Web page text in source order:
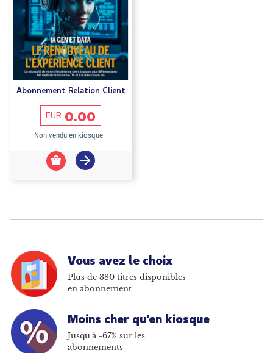
Abonnement Relation Client
EUR 0.00
Non vendu en kiosque
Vous avez le choix
Plus de 380 titres disponibles
en abonnement
Moins cher qu'en kiosque
Jusqu'à -67% sur les
abonnements